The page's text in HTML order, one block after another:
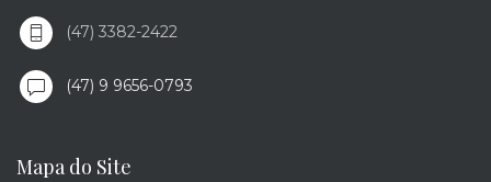
(47) 3382-2422
(47) 9 9656-0793
Mapa do Site